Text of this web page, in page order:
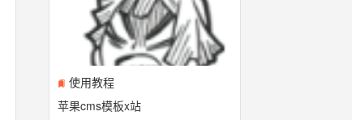
使用教程
苹果cms模板x站